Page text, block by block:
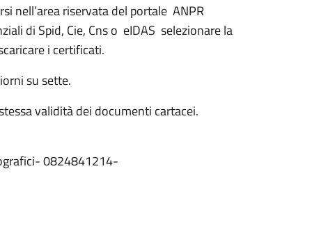
nell’area riservata del portale ANPR
di Spid, Cie, Cns o eIDAS selezionare la
i certificati.
su sette.
validità dei documenti cartacei.
0824841214-